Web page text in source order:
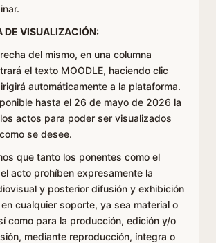
DE VISUALIZACIÓN:
del mismo, en una columna
el texto MOODLE, haciendo clic
automáticamente a la plataforma.
hasta el 26 de mayo de 2026 la
actos para poder ser visualizados
se desee.
que tanto los ponentes como el
acto prohíben expresamente la
y posterior difusión y exhibición
cualquier soporte, ya sea material o
como para la producción, edición y/o
mediante reproducción, íntegra o